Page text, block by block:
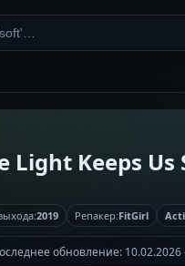
Light Keeps Us
2019 Репакер:FitGirl
обновление: 10.02.2026